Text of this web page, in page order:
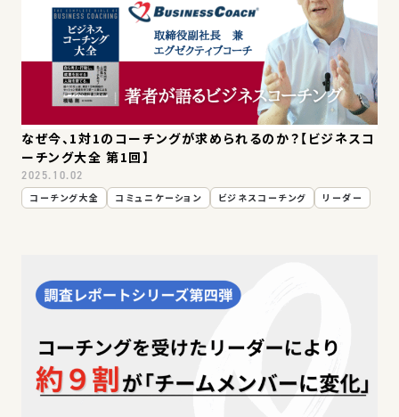
なぜ今、1対1のコーチングが求められるのか？【ビジネスコ
ーチング大全 第1回】
2025.10.02
コーチング大全
コミュニケーション ビジネスコーチング リーダー